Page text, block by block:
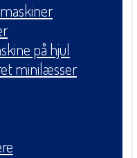
på hjul
minilæsser